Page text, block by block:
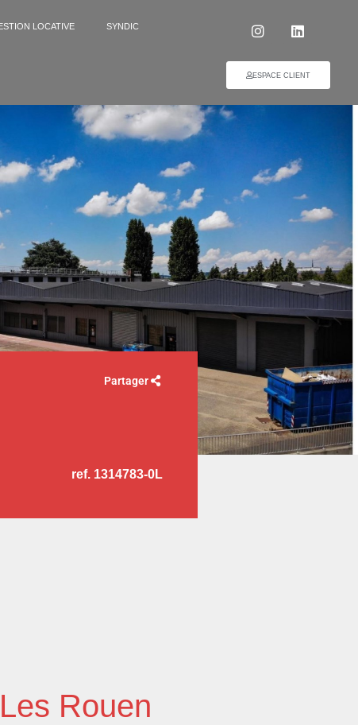
LOCATIVE SYNDIC
ESPACE CLIENT
Partager
ref. 1314783-0L
Rouen